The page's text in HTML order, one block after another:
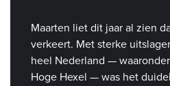
Maarten liet dit jaar al zien
verkeert. Met sterke
heel Nederland —
Hoge Hexel — was het